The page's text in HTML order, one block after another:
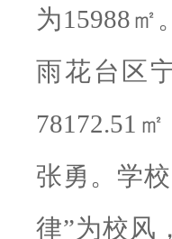
为15988
雨花台区
78172.51
张勇。学
律”为校风